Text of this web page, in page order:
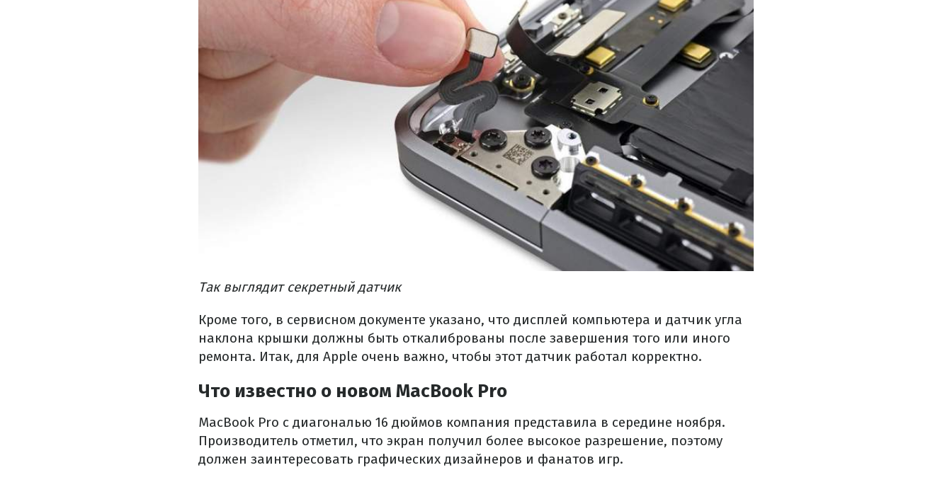
Так выглядит секретный датчик
Кроме того, в сервисном документе указано, что дисплей компьютера и датчик угла
наклона крышки должны быть откалиброваны после завершения того или иного
ремонта. Итак, для Apple очень важно, чтобы этот датчик работал корректно.
Что известно о новом MacBook Pro
MacBook Pro с диагональю 16 дюймов компания представила в середине ноября.
Производитель отметил, что экран получил более высокое разрешение, поэтому
должен заинтересовать графических дизайнеров и фанатов игр.